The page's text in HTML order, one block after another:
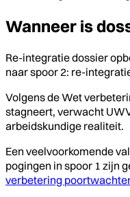
Wanneer is
Re-integratie dossier
naar spoor 2: re-
Volgens de Wet
stagneert, verwacht
arbeidskundige realiteit.
Een veelvoorkomende
pogingen in spoor 1 zijn
verbetering poortwachter